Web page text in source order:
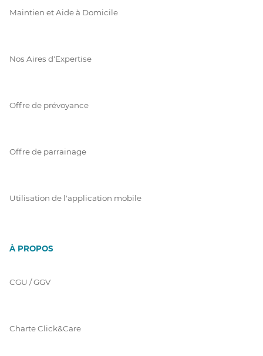
Maintien et Aide à Domicile
Nos Aires d'Expertise
Offre de prévoyance
Offre de parrainage
Utilisation de l'application mobile
À PROPOS
CGU / GGV
Charte Click&Care